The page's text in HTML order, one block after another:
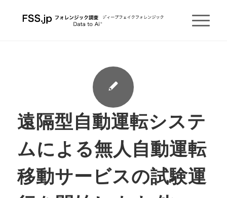
遠隔型自動運転システ
ムによる無人自動運転
移動サービスの試験運